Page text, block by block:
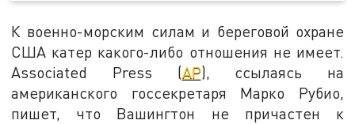
К военно-морским силам и береговой охране
США катер какого-либо отношения не имеет.
Associated Press (AP), ссылаясь на
американского госсекретаря Марко Рубио,
пишет, что Вашингтон не причастен к